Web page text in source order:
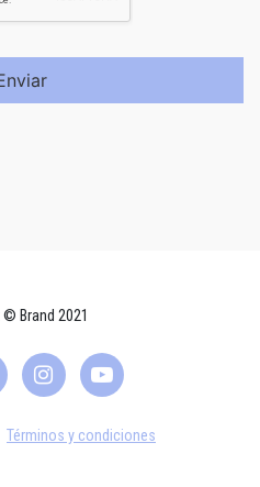
Brand 2021
Términos y condiciones